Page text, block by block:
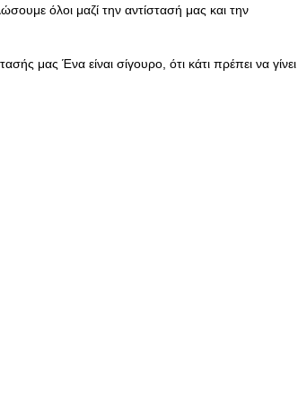
όλοι μαζί την αντίστασή μας και την
μας Ένα είναι σίγουρο, ότι κάτι πρέπει να γίνει